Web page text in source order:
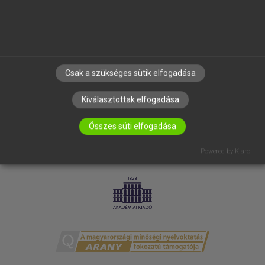
ADATVÉDELEM
Csak a szükséges sütik elfogadása
Kiválasztottak elfogadása
Összes süti elfogadása
Powered by Klaro!